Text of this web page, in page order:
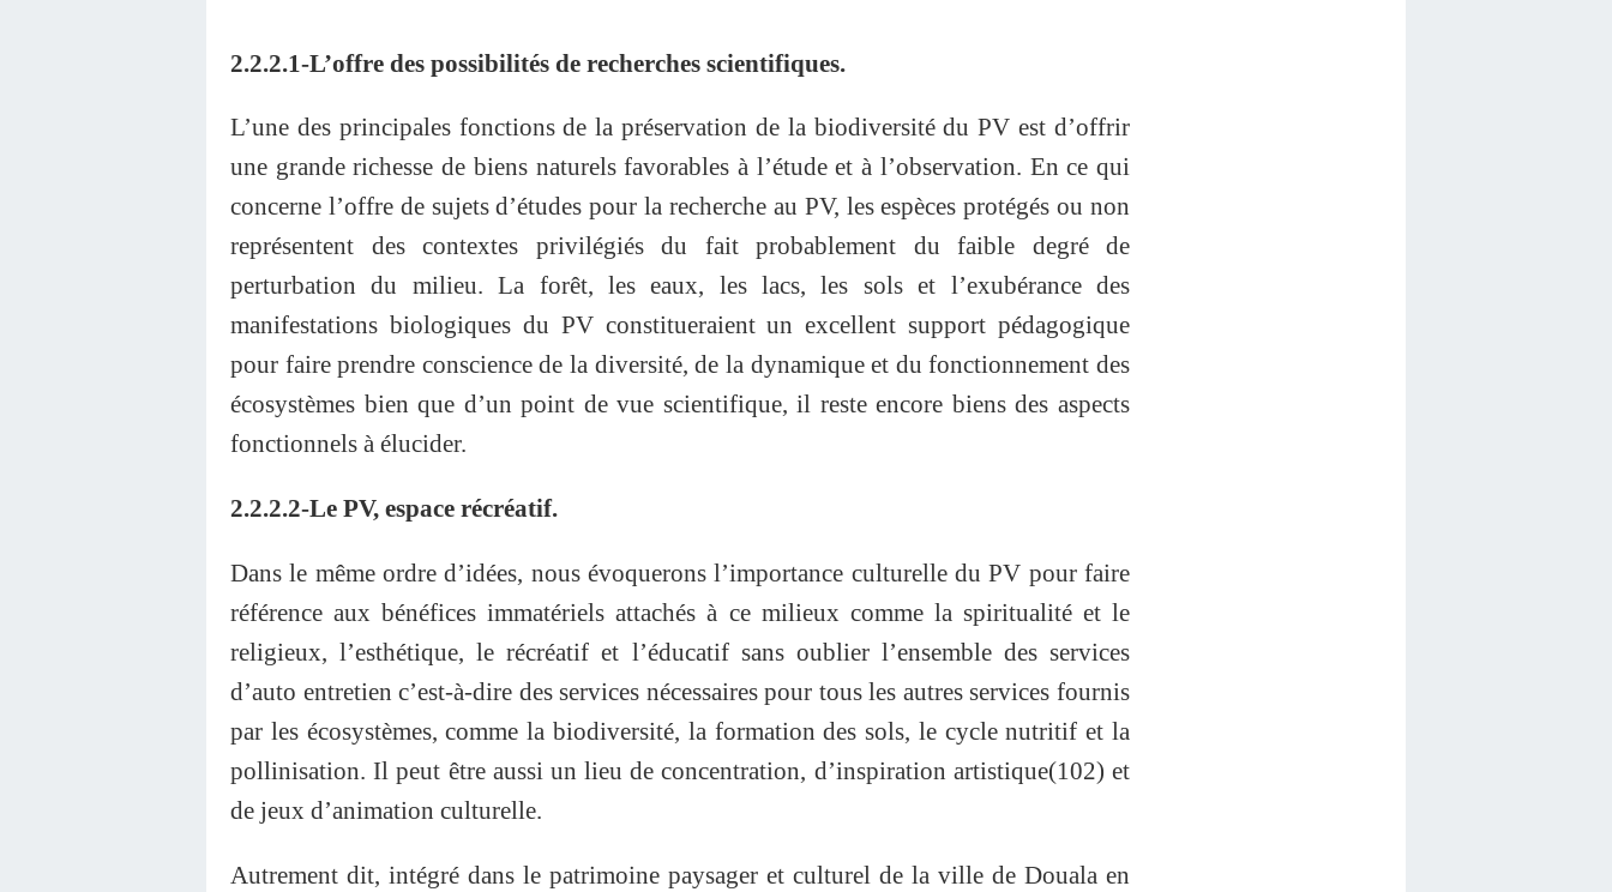
2.2.2.1-L’offre des possibilités de recherches scientifiques.
L’une des principales fonctions de la préservation de la biodiversité du PV est d’offrir
une grande richesse de biens naturels favorables à l’étude et à l’observation. En ce qui
concerne l’offre de sujets d’études pour la recherche au PV, les espèces protégés ou non
représentent des contextes privilégiés du fait probablement du faible degré de
perturbation du milieu. La forêt, les eaux, les lacs, les sols et l’exubérance des
manifestations biologiques du PV constitueraient un excellent support pédagogique
pour faire prendre conscience de la diversité, de la dynamique et du fonctionnement des
écosystèmes bien que d’un point de vue scientifique, il reste encore biens des aspects
fonctionnels à élucider.
2.2.2.2-Le PV, espace récréatif.
Dans le même ordre d’idées, nous évoquerons l’importance culturelle du PV pour faire
référence aux bénéfices immatériels attachés à ce milieux comme la spiritualité et le
religieux, l’esthétique, le récréatif et l’éducatif sans oublier l’ensemble des services
d’auto entretien c’est-à-dire des services nécessaires pour tous les autres services fournis
par les écosystèmes, comme la biodiversité, la formation des sols, le cycle nutritif et la
pollinisation. Il peut être aussi un lieu de concentration, d’inspiration artistique(102) et
de jeux d’animation culturelle.
Autrement dit, intégré dans le patrimoine paysager et culturel de la ville de Douala en